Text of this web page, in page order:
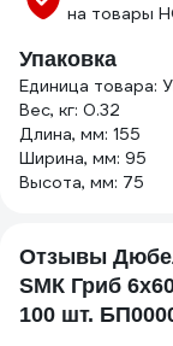
на товары
Упаковка
Единица товара:
Вес, кг: 0.32
Длина, мм: 155
Ширина, мм: 95
Высота, мм: 75
Отзывы
SMК Гриб
100 шт.